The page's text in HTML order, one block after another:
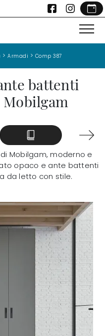
>Armadi > Comp 387
battenti
Mobilgam
Mobilgam, moderno e
opaco e ante battenti
da letto con stile.